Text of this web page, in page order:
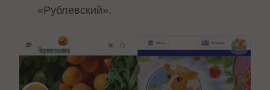
«Рублевский».